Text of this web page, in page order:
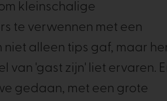
kleinschalige
te verwennen met een
niet alleen tips gaf, maar
van 'gast zijn' liet ervaren.
gedaan, met een grote